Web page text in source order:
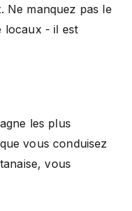
Ne manquez pas le
locaux - il est
les plus
vous conduisez
vous